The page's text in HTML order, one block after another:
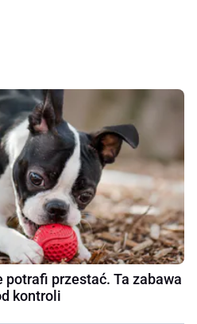
potrafi przestać. Ta zabawa
kontroli